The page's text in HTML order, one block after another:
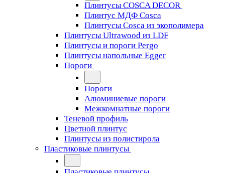
Плинтусы COSCA DECOR
Плинтус МДФ Cosca
Плинтусы Cosca из экополимера
Плинтусы Ultrawood из LDF
Плинтусы и пороги Pergo
Плинтусы напольные Egger
Пороги
Пороги
Алюминиевые пороги
Межкомнатные пороги
Теневой профиль
Цветной плинтус
Плинтусы из полистирола
Пластиковые плинтусы